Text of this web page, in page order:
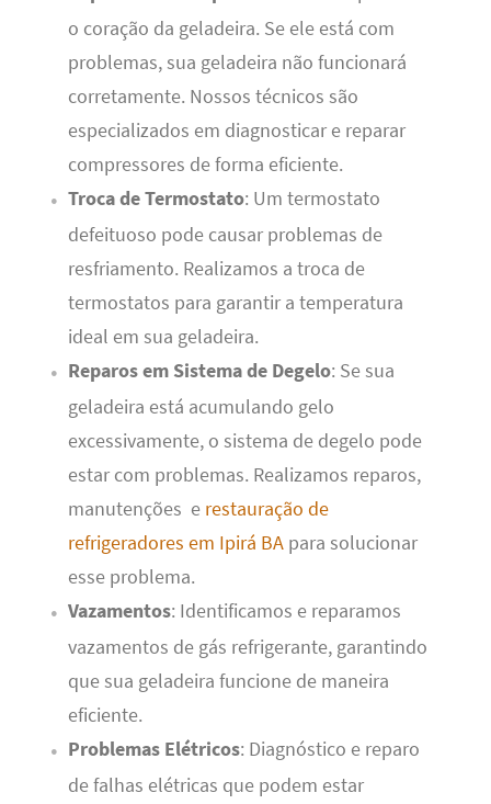
o coração da geladeira. Se ele está com
problemas, sua geladeira não funcionará
corretamente. Nossos técnicos são
especializados em diagnosticar e reparar
compressores de forma eficiente.
Troca de Termostato: Um termostato
defeituoso pode causar problemas de
resfriamento. Realizamos a troca de
termostatos para garantir a temperatura
ideal em sua geladeira.
Reparos em Sistema de Degelo: Se sua
geladeira está acumulando gelo
excessivamente, o sistema de degelo pode
estar com problemas. Realizamos reparos,
manutenções e restauração de
refrigeradores em Ipirá BApara solucionar
esse problema.
Vazamentos: Identificamos e reparamos
vazamentos de gás refrigerante, garantindo
que sua geladeira funcione de maneira
eficiente.
Problemas Elétricos: Diagnóstico e reparo
de falhas elétricas que podem estar